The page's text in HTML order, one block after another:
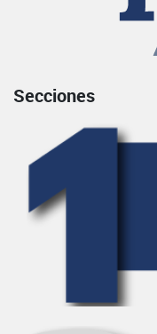
Secciones